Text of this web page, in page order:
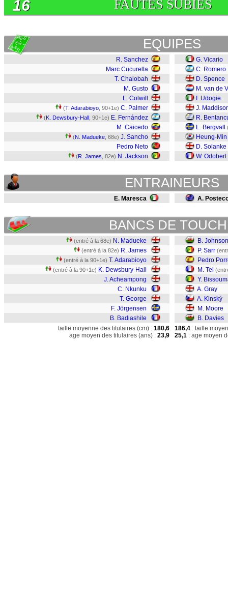
FAUTES SUBIES
16
EQUIPES
R. Sanchez
Marc Cucurella
T. Chalobah
M. Gusto
L. Colwill
(T. Adarabioyo , 90+1e) C. Palmer
(K. Dewsbury-Hall , 90+1e) E. Fernández
M. Caicedo
(N. Madueke , 68e) J. Sancho
Pedro Neto
(R. James , 82e) N. Jackson
G. Vicario
C. Romero
D. Spence
M. van de
I. Udogie
J.
R.
L. Bergvall
Heung-
D. Solanke
W. Odobert
ENTRAINEURS
E. Maresca A.
BANCS DE
(entré à la 68e) N. Madueke
(entré à la 82e) R. James
(entré à la 90+1e) T. Adarabioyo
(entré à la 90+1e) K. Dewsbury-Hall
J. Acheampong
C. Nkunku
T. George
F. Jörgensen
B. Badiashile
B. Johnson
P. Sarr
Pedro
M. Tel
Y.
A. Gray
A. Kinský
M. Moore
B. Davies
taille moyenne des titulaires (cm) : 180,6
age moyen des titulaires (ans) : 23,9
186,4 : taille
25,1 : age moyen